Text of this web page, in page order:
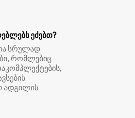
ეძებთ?
სრულად
რომლებიც
ადგილის